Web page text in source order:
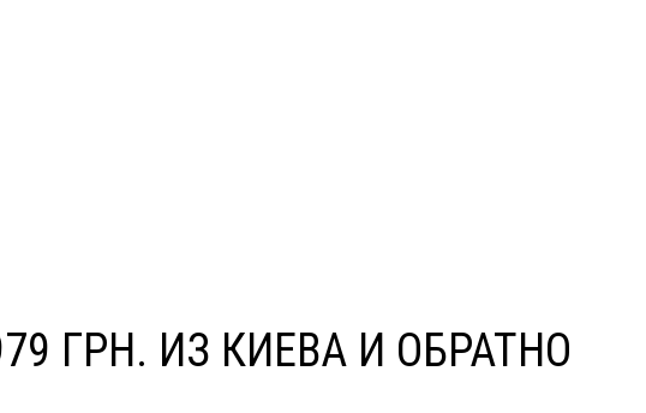
ГРН. ИЗ КИЕВА И ОБРАТНО